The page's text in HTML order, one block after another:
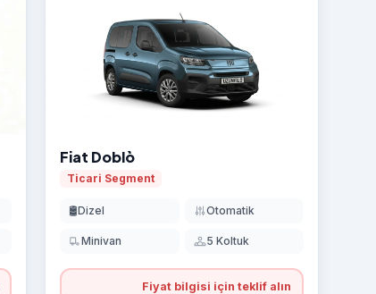
Fiat Doblò
Ticari Segment
🛢️Dizel Otomatik
Minivan 5 Koltuk
Fiyat bilgisi için teklif alın